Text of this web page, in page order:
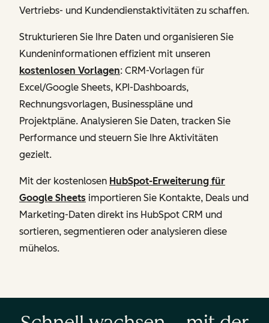
Vertriebs- und Kundendienstaktivitäten zu schaffen.
Strukturieren Sie Ihre Daten und organisieren Sie
Kundeninformationen effizient mit unseren
kostenlosen Vorlagen: CRM-Vorlagen für
Excel/Google Sheets, KPI-Dashboards,
Rechnungsvorlagen, Businesspläne und
Projektpläne. Analysieren Sie Daten, tracken Sie
Performance und steuern Sie Ihre Aktivitäten
gezielt.
Mit der kostenlosen HubSpot-Erweiterung für
Google Sheets importieren Sie Kontakte, Deals und
Marketing-Daten direkt ins HubSpot CRM und
sortieren, segmentieren oder analysieren diese
mühelos.